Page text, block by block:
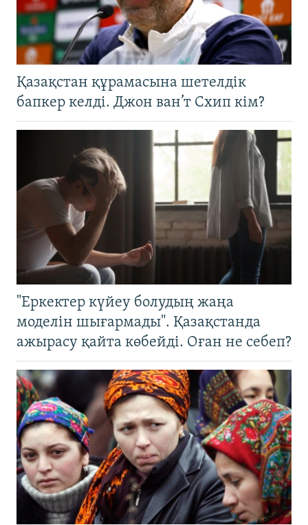
Қазақстан құрамасына шетелдік
бапкер келді. Джон ван’т Схип кім?
"Еркектер күйеу болудың жаңа
моделін шығармады". Қазақстанда
ажырасу қайта көбейді. Оған не себеп?